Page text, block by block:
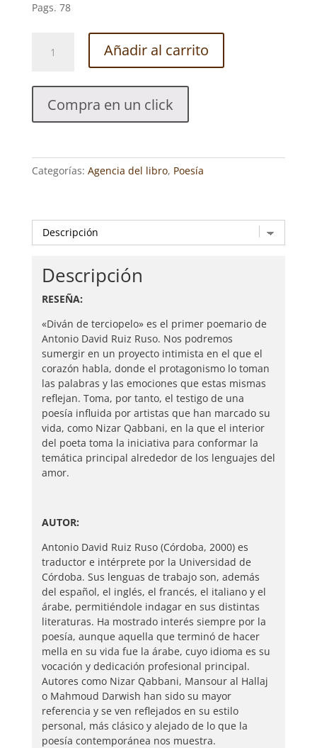
Pags. 78
ANTONIO
DAVID
RUIZ
cantidad
Añadir al carrito
Compra en un click
Categorías: Agencia del libro, Poesía
Descripción
RESEÑA:
«Diván de terciopelo» es el primer poemario de
Antonio David Ruiz Ruso. Nos podremos
sumergir en un proyecto intimista en el que el
corazón habla, donde el protagonismo lo toman
las palabras y las emociones que estas mismas
reflejan. Toma, por tanto, el testigo de una
poesía influida por artistas que han marcado su
vida, como Nizar Qabbani, en la que el interior
del poeta toma la iniciativa para conformar la
temática principal alrededor de los lenguajes del
amor.
AUTOR:
Antonio David Ruiz Ruso (Córdoba, 2000) es
traductor e intérprete por la Universidad de
Córdoba. Sus lenguas de trabajo son, además
del español, el inglés, el francés, el italiano y el
árabe, permitiéndole indagar en sus distintas
literaturas. Ha mostrado interés siempre por la
poesía, aunque aquella que terminó de hacer
mella en su vida fue la árabe, cuyo idioma es su
vocación y dedicación profesional principal.
Autores como Nizar Qabbani, Mansour al Hallaj
o Mahmoud Darwish han sido su mayor
referencia y se ven reflejados en su estilo
personal, más clásico y alejado de lo que la
poesía contemporánea nos muestra.